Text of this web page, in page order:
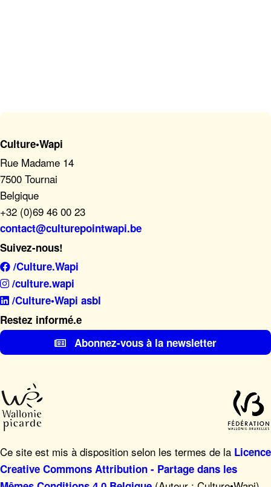
Culture•Wapi
Rue Madame 14
7500 Tournai
Belgique
+32 (0)69 46 00 23
contact@culturepointwapi.be
Suivez-nous!
/Culture.Wapi
/culture.wapi
/Culture•Wapi asbl
Restez informé.e
Abonnez-vous à la newsletter
Ce site est mis à disposition selon les termes de la Licence
Creative Commons Attribution - Partage dans les